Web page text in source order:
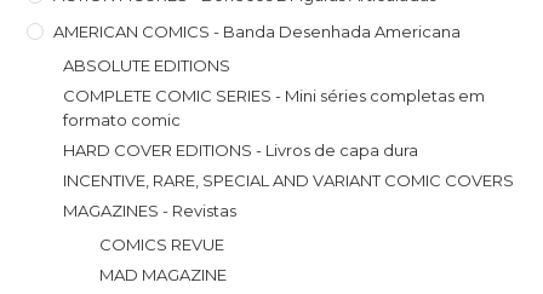
AMERICAN COMICS - Banda Desenhada Americana
ABSOLUTE EDITIONS
COMPLETE COMIC SERIES - Mini séries completas em
formato comic
HARD COVER EDITIONS - Livros de capa dura
INCENTIVE, RARE, SPECIAL AND VARIANT COMIC COVERS
MAGAZINES - Revistas
COMICS REVUE
MAD MAGAZINE